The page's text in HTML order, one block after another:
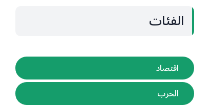
الفئات
اقتصاد
الحرب